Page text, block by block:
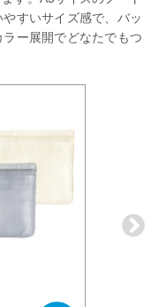
すいサイズ感で、バッ
ー展開でどなたでもつ